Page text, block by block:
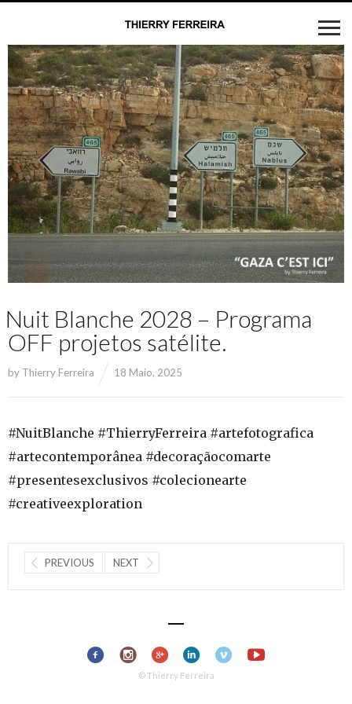
Nuit Blanche 2028 – Programa
OFF projetos satélite.
by Thierry Ferreira 18 Maio, 2025
#NuitBlanche #ThierryFerreira #artefotografica
#artecontemporânea #decoraçãocomarte
#presentesexclusivos #colecionearte
#creativeexploration
PREVIOUS NEXT
© Thierry Ferreira